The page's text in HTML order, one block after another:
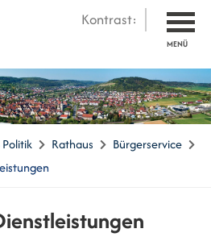
Kontrast:
MENÜ
Rathaus
Bürgerservice